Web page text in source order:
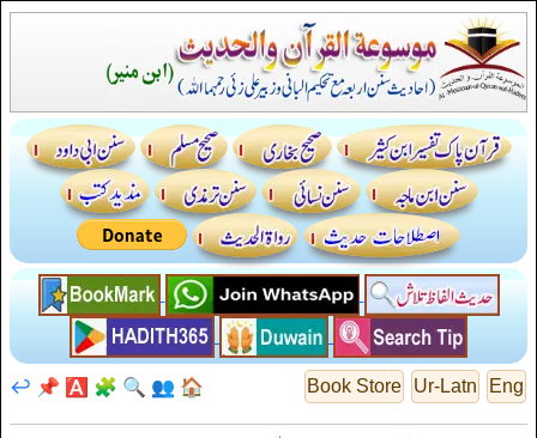
Eng
Ur-Latn
Book Store
🏠
👥
🔍
🧩
🅰️
📌
↩️